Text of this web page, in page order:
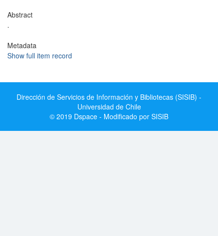
Abstract
.
Metadata
Show full item record
Dirección de Servicios de Información y Bibliotecas (SISIB) -
Universidad de Chile
© 2019 Dspace - Modificado por SISIB